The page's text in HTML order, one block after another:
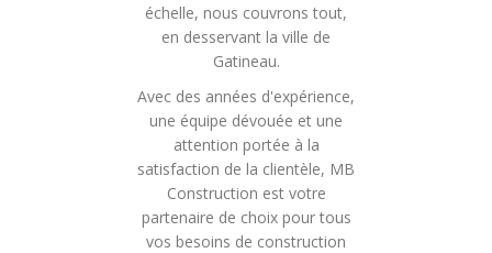
échelle, nous couvrons tout,
en desservant la ville de
Gatineau.
Avec des années d'expérience,
une équipe dévouée et une
attention portée à la
satisfaction de la clientèle, MB
Construction est votre
partenaire de choix pour tous
vos besoins de construction